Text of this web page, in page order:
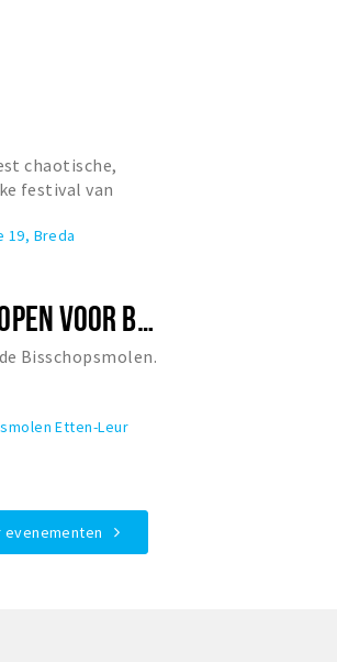
chaotische,
festival van
19, Breda
Bisschopsmolen.
Etten-Leur
evenementen